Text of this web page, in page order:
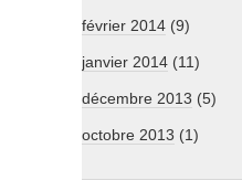
février 2014 (9)
janvier 2014 (11)
décembre 2013 (5)
octobre 2013 (1)